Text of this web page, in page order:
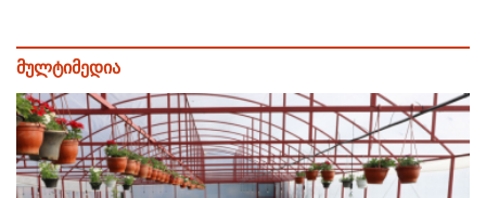
მულტიმედია